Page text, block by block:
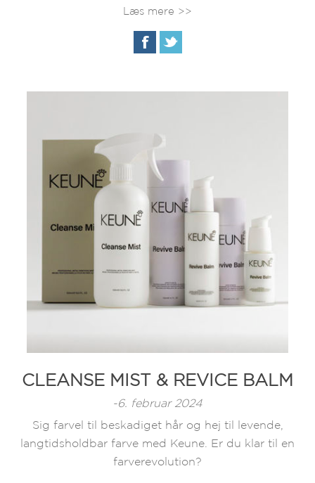
Læs mere >>
CLEANSE MIST & REVICE BALM
-6. februar 2024
Sig farvel til beskadiget hår og hej til levende,
langtidsholdbar farve med Keune. Er du klar til en
farverevolution?